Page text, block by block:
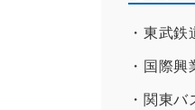
東武鉄
国際興
関東バ